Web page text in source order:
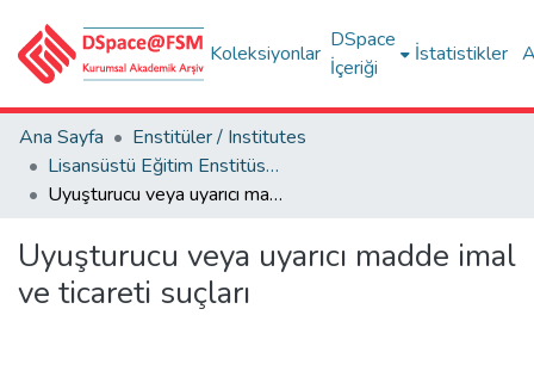
Koleksiyonlar
DSpace
İçeriği
İstatistikler
Ana Sayfa
Enstitüler / Institutes
Lisansüstü Eğitim Enstitüsü Tez Koleksiyonu
Uyuşturucu veya uyarıcı madde imal ve ticareti suçları
Uyuşturucu veya uyarıcı madde imal
ve ticareti suçları